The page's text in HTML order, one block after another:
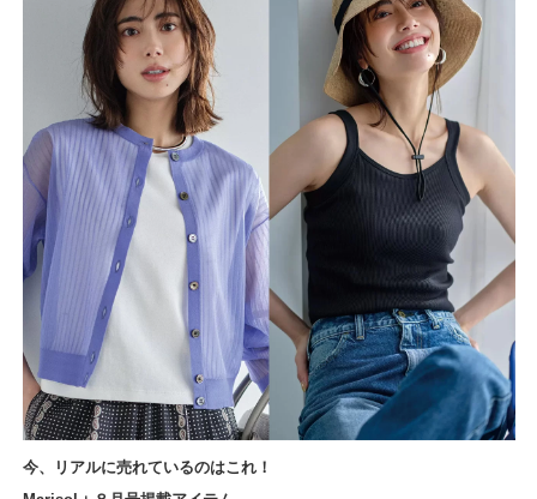
今、リアルに売れているのはこれ！